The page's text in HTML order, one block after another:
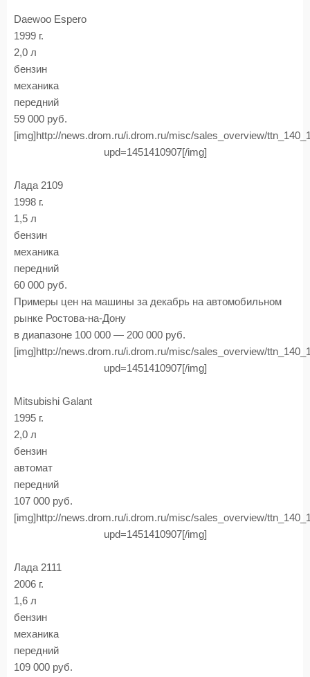
Daewoo Espero
1999 г.
2,0 л
бензин
механика
передний
59 000 руб.
[img]http://news.drom.ru/i.drom.ru/misc/sales_overview/
upd=1451410907[/img]
Лада 2109
1998 г.
1,5 л
бензин
механика
передний
60 000 руб.
Примеры цен на машины за декабрь на автомобильном
рынке Ростова-на-Дону
в диапазоне 100 000 — 200 000 руб.
[img]http://news.drom.ru/i.drom.ru/misc/sales_overview/
upd=1451410907[/img]
Mitsubishi Galant
1995 г.
2,0 л
бензин
автомат
передний
107 000 руб.
[img]http://news.drom.ru/i.drom.ru/misc/sales_overview/
upd=1451410907[/img]
Лада 2111
2006 г.
1,6 л
бензин
механика
передний
109 000 руб.